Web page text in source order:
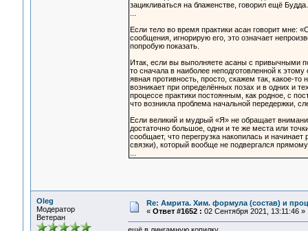
зацикливаться на блаженстве, говорил ещё Будда.
Если тело во время практики асан говорит мне:
сообщения, игнорирую его, это означает
попробую показать.
Итак, если вы выполняете асаны с привычными
то сначала в наиболее неподготовленной к
явная противность, просто, скажем так, какое-
возникает при определённых позах и в одних и
процессе практики постоянным, как родное, с
что возникла проблема начальной передержки,
Если великий и мудрый «Я» не обращает
достаточно большое, одни и те же места или
сообщает, что перегрузка накопилась и
связки), который вообще не подвергался
Oleg
Модератор
Ветеран
Re: Амрита. Хим. формула (состав) и
« Ответ #1652 : 02 Сентября 2021, 13:11:46 »